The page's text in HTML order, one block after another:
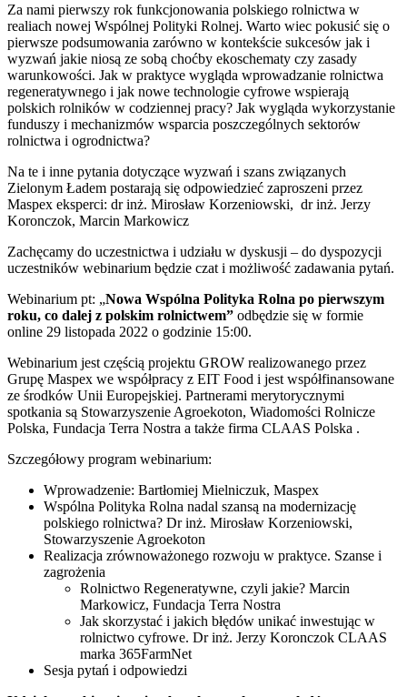
Za nami pierwszy rok funkcjonowania polskiego rolnictwa w
realiach nowej Wspólnej Polityki Rolnej. Warto wiec pokusić się o
pierwsze podsumowania zarówno w kontekście sukcesów jak i
wyzwań jakie niosą ze sobą choćby ekoschematy czy zasady
warunkowości. Jak w praktyce wygląda wprowadzanie rolnictwa
regeneratywnego i jak nowe technologie cyfrowe wspierają
polskich rolników w codziennej pracy? Jak wygląda wykorzystanie
funduszy i mechanizmów wsparcia poszczególnych sektorów
rolnictwa i ogrodnictwa?
Na te i inne pytania dotyczące wyzwań i szans związanych
Zielonym Ładem postarają się odpowiedzieć zaproszeni przez
Maspex eksperci: dr inż. Mirosław Korzeniowski, dr inż. Jerzy
Koronczok, Marcin Markowicz
Zachęcamy do uczestnictwa i udziału w dyskusji – do dyspozycji
uczestników webinarium będzie czat i możliwość zadawania pytań.
Webinarium pt: „Nowa Wspólna Polityka Rolna po pierwszym
roku, co dalej z polskim rolnictwem” odbędzie się w formie
online 29 listopada 2022 o godzinie 15:00.
Webinarium jest częścią projektu GROW realizowanego przez
Grupę Maspex we współpracy z EIT Food i jest współfinansowane
ze środków Unii Europejskiej. Partnerami merytorycznymi
spotkania są Stowarzyszenie Agroekoton, Wiadomości Rolnicze
Polska, Fundacja Terra Nostra a także firma CLAAS Polska .
Szczegółowy program webinarium:
Wprowadzenie: Bartłomiej Mielniczuk, Maspex
Wspólna Polityka Rolna nadal szansą na modernizację
polskiego rolnictwa? Dr inż. Mirosław Korzeniowski,
Stowarzyszenie Agroekoton
Realizacja zrównoważonego rozwoju w praktyce. Szanse i
zagrożenia
Rolnictwo Regeneratywne, czyli jakie? Marcin
Markowicz, Fundacja Terra Nostra
Jak skorzystać i jakich błędów unikać inwestując w
rolnictwo cyfrowe. Dr inż. Jerzy Koronczok CLAAS
marka 365FarmNet
Sesja pytań i odpowiedzi